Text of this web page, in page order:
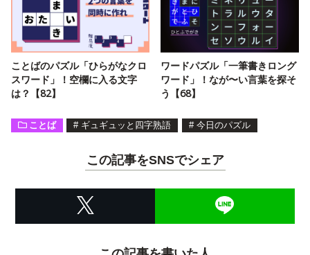
ことばのパズル「ひらがなクロ
スワード」！空欄に入る文字
は？【82】
ワードパズル「一筆書きロング
ワード」！なが〜い言葉を探そ
う【68】
ことば # ギュギュッと四字熟語 # 今日のパズル
この記事をSNSでシェア